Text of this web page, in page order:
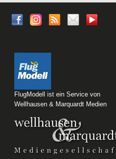
FlugModell ist ein Service von
Wellhausen & Marquardt Medien